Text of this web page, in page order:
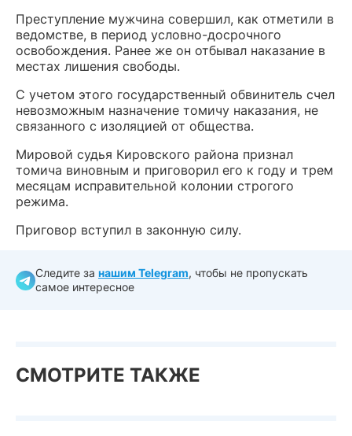
Преступление мужчина совершил, как отметили в
ведомстве, в период условно-досрочного
освобождения. Ранее же он отбывал наказание в
местах лишения свободы.
С учетом этого государственный обвинитель счел
невозможным назначение томичу наказания, не
связанного с изоляцией от общества.
Мировой судья Кировского района признал
томича виновным и приговорил его к году и трем
месяцам исправительной колонии строгого
режима.
Приговор вступил в законную силу.
Следите за нашим Telegram, чтобы не пропускать
самое интересное
СМОТРИТЕ ТАКЖЕ